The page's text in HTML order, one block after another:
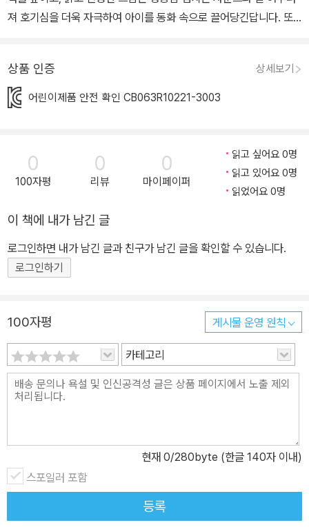
져 호기심을 더욱 자극하여 아이를 동화 속으로 끌어당긴답니다. 또
를 10개의 버튼을 각각 눌러 이야기를 들어 보세요. 작동 방법이 직관
적이어서 누구나 쉽게 이야기를 들을 수 있어요. 제페토 할아버지가
내 주었어요. 하지만 피오키오는 제페토 할아버지 말을 듣지 않고, 거
짓말도 했지요. 그러자 피노키오의 코가 갑자기 쭉쭉 늘어났어요. 피
노키오는 잘못을 뉘우치고 착해지려고 했지만 주위에 피노키오를 유
이 되었을까요? 피노키오가 겪는 여정을 따라 아이도 함께 피노키오
의 마음과 감정을 이해하며 이야기에 몰입하게 된답니다. 언제 어디
서나 편리하게! 집 안에서, 잠자리에서는 물론 외출할 때 어디든 들고
품안전특별법에 명시된 각종 유해성 검사를 통과하여 국가통합인증
마크(KC)를 받았습니다. 아이와 함께 안심하고 사용하세요.
상품 인증 상세보기
어린이제품 안전 확인 CB063R10221-3003
0
100자평
0
리뷰
0
마이페이퍼
읽고 싶어요 0명
읽고 있어요 0명
읽었어요 0명
이 책에 내가 남긴 글
로그인하면 내가 남긴 글과 친구가 남긴 글을 확인할 수 있습니다.
로그인하기
100자평 게시물 운영 원칙
카테고리
현재 0/280byte (한글 140자 이내)
스포일러 포함
등록